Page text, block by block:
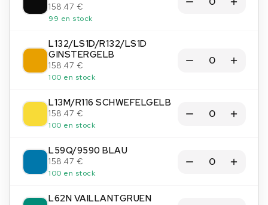
158.47 €
99 en stock
L132/LS1D/R132/LS1D
GINSTERGELB
158.47 €
100 en stock
L13M/R116 SCHWEFELGELB
158.47 €
100 en stock
L59Q/9590 BLAU
158.47 €
100 en stock
L62N VAILLANTGRUEN